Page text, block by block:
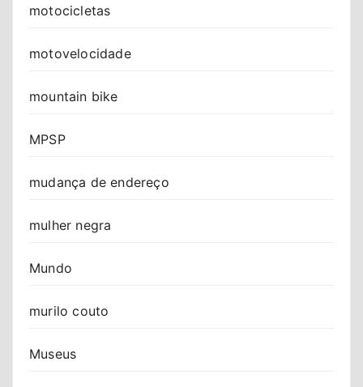
motocicletas
motovelocidade
mountain bike
MPSP
mudança de endereço
mulher negra
Mundo
murilo couto
Museus